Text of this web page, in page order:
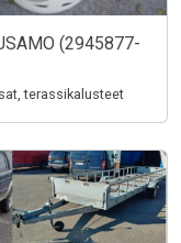
(2945877-
terassikalusteet